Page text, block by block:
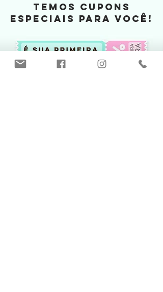
TEMOS CUPONS
ESPECIAIS PARA VOCÊ!